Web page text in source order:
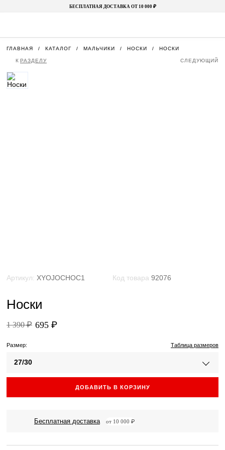
БЕСПЛАТНАЯ ДОСТАВКА ОТ 10 000 ₽
ГЛАВНАЯ КАТАЛОГ МАЛЬЧИКИ НОСКИ НОСКИ
К РАЗДЕЛУ СЛЕДУЮЩИЙ
Артикул: XYOJOCHOC1 Код товара 92076
Носки
1 390 ₽ 695 ₽
Размер: Таблица размеров
27/30
ДОБАВИТЬ В КОРЗИНУ
Бесплатная доставка от 10 000 ₽